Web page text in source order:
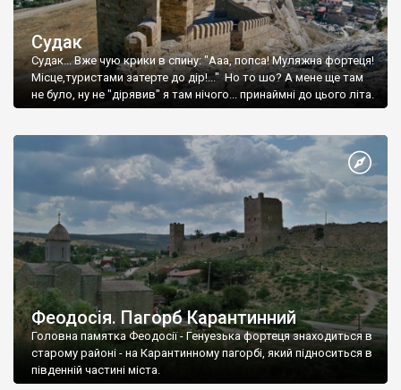
Судак
Судак... Вже чую крики в спину: "Ааа, попса! Муляжна фортеця!
Місце,туристами затерте до дір!..." Но то шо? А мене ще там
не було, ну не "дірявив" я там нічого... принаймні до цього літа.
Феодосія. Пагорб Карантинний
Головна памятка Феодосії - Генуезька фортеця знаходиться в
старому районі - на Карантинному пагорбі, який підноситься в
південній частині міста.